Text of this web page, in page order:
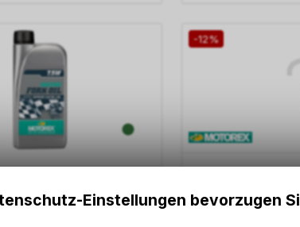
SAE 7.5W Federgabelöl
-12%
Racing Fork Oil
Flasche 1 L
Einstellungen bevorzugen